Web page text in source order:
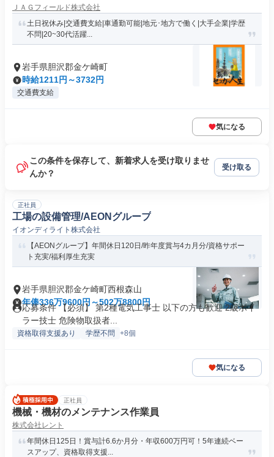
ＪＡＧフィールド株式会社
土日祝休み|交通費支給|車通勤可能|地元･地方で働く|大手企業|学歴
不問|20~30代活躍...
岩手県胆沢郡金ケ崎町
時給1211円～3732円
交通費支給
気になる
この条件を保存して、新着求人を受け取りませ
んか？
受け取る
正社員
工場の設備管理/AEONグループ
イオンディライト株式会社
【AEONグループ】年間休日120日/昨年度賞与4カ月分/資格サポー
ト充実/福利厚生充実
岩手県胆沢郡金ケ崎町西根森山
年俸336万9600円～502万8800円
応募条件 【必須】 第2種電気工事士 以下の方も歓迎 2級ボイ
ラー技士 危険物取扱者...
資格取得支援あり 学歴不問 +8個
気になる
正社員
機械・機材のメンテナンス作業員
株式会社レント
年間休日125日！賞与計6.6か月分・年収600万円可！5年連続ベー
スアップ、資格取得支援...